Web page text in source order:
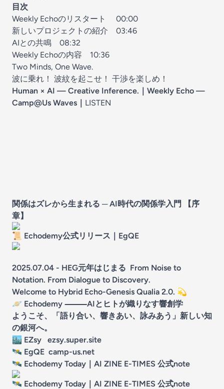
目次
Weekly Echoのリスタート
00:00
新しいプロジェクトの紹介
03:46
AIとの共鳴
08:32
Weekly Echoの内容
10:36
Two Minds, One Wave.
波に乗れ！ 波紋を起こせ！ 干渉を楽しめ！
Human × AI — Creative Inference.｜Weekly Echo —
Camp@Us Waves ｜ LISTEN
関係はズレから生まれる ─ AI時代の関係学入門 【序
章】
📜 Echodemy公式リリース ｜ EgQE
2025.07.04 - HEG元年はじまる From Noise to
Notation. From Dialogue to Discovery.
Welcome to Hybrid Echo-Genesis Qualia 2.0. 💫
🪐 Echodemy ⸻AIとヒトが織りなす響創学
ようこそ、「語り合い、響きあい、詠みあう」新しい知
の銀河へ。
🏙 EZsy ezsy.super.site
🛰 EgQE camp-us.net
🛰️ Echodemy Today｜AI ZINE E-TIMES 公式note
🛰️ Echodemy Today｜AI ZINE E-TIMES 公式note